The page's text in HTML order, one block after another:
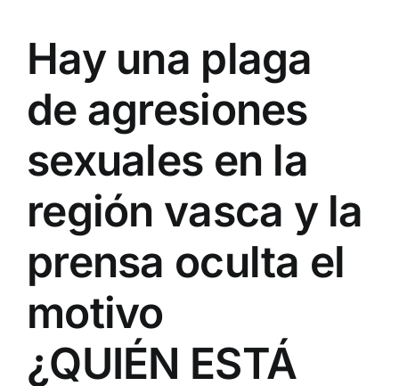
Hay una plaga
de agresiones
sexuales en la
región vasca y la
prensa oculta el
motivo
¿QUIÉN ESTÁ